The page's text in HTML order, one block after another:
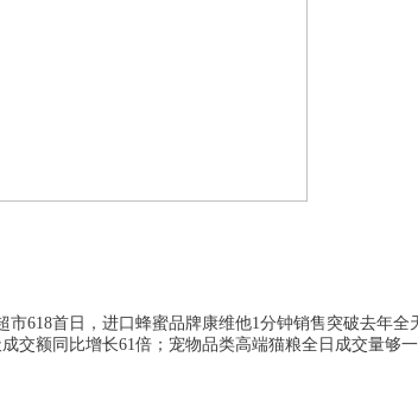
市618首日，进口蜂蜜品牌康维他1分钟销售突破去年全
交额同比增长61倍；宠物品类高端猫粮全日成交量够